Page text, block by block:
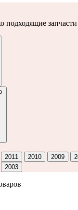
подходящие запчасти
2011 2010 2009
2003